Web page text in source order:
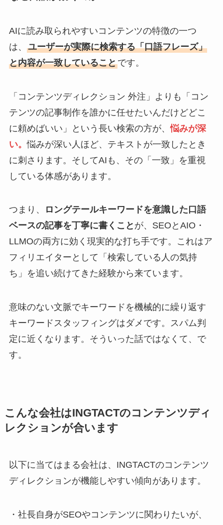
AIに読み取られやすいコンテンツの特徴の一つ
は、 ユーザーが実際に検索する「口語フレーズ」
と内容が一致していることです。
「コンテンツディレクション 外注」よりも「コン
テンツの記事制作を誰かに任せたいんだけどどこ
に頼めばいい」という長い検索の方が、悩みが深
い。悩みが深い人ほど、テキストが一致したとき
に刺さります。そしてAIも、その「一致」を重視
している体感があります。
つまり、
ロングテールキーワードを意識した口語
ベースの記事を丁寧に書くこと が、SEOとAIO・
LLMOの両方に効く現実的な打ち手です。これはア
フィリエイターとして「検索している人の気持
ち」を追い続けてきた経験から来ています。
意味のない文脈でキーワードを機械的に繰り返す
キーワードスタッフィングはダメです。スパム判
定に近くなります。そういった話ではなくて、で
す。
こんな会社はINGTACTのコンテンツディ
レクションが合います
以下に当てはまる会社は、INGTACTのコンテンツ
ディレクションが機能しやすい傾向があります。
・社長自身がSEOやコンテンツに関わりたいが、